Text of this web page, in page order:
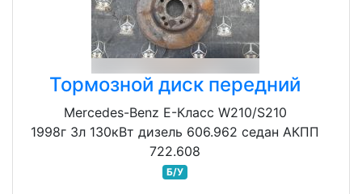
Тормозной диск передний
Mercedes-Benz E-Класс W210/S210
1998г 3л 130кВт дизель 606.962 седан АКПП
722.608
Б/У